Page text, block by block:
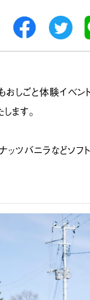
しごと体験イベン
ます。
ッツバニラなどソ